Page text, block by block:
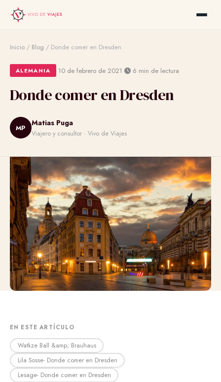
Inicio / Blog / Donde comer en Dresden
ALEMANIA 10 de febrero de 2021 6 min de lectura
Donde comer en Dresden
MP
Matias Puga
Viajero y consultor · Vivo de Viajes
EN ESTE ARTÍCULO
Watkze Ball &amp; Brauhaus
Lila Sosse- Donde comer en Dresden
Lesage- Donde comer en Dresden